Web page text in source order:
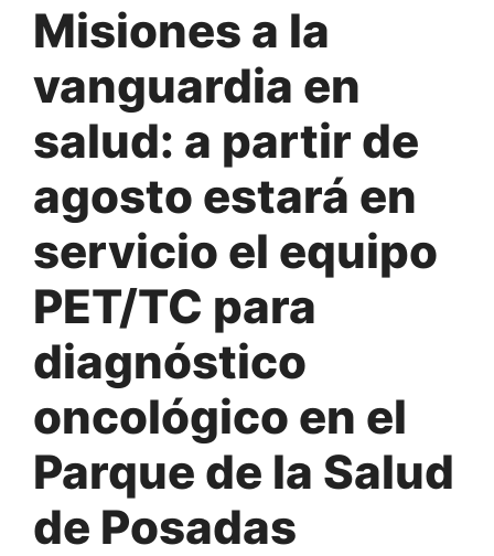
Misiones a la
vanguardia en
salud: a partir de
agosto estará en
servicio el equipo
PET/TC para
diagnóstico
oncológico en el
Parque de la Salud
de Posadas